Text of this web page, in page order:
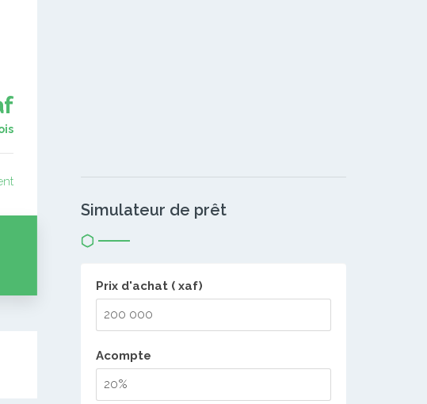
Simulateur de prêt
Prix d'achat ( xaf)
Acompte